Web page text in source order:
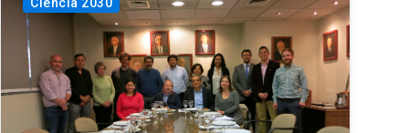
Ciencia 2030